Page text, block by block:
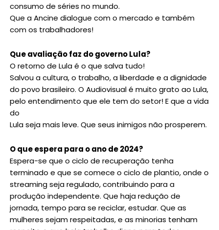
consumo de séries no mundo.
Que a Ancine dialogue com o mercado e também
com os trabalhadores!
Que avaliação faz do governo Lula?
O retorno de Lula é o que salva tudo!
Salvou a cultura, o trabalho, a liberdade e a dignidade
do povo brasileiro. O Audiovisual é muito grato ao Lula,
pelo entendimento que ele tem do setor! E que a vida
do
Lula seja mais leve. Que seus inimigos não prosperem.
O que espera para o ano de 2024?
Espera-se que o ciclo de recuperação tenha
terminado e que se comece o ciclo de plantio, onde o
streaming seja regulado, contribuindo para a
produção independente. Que haja redução de
jornada, tempo para se reciclar, estudar. Que as
mulheres sejam respeitadas, e as minorias tenham